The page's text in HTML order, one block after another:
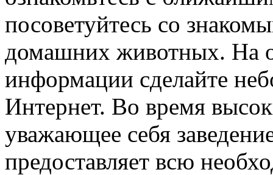
посоветуйтесь со
домашних животных. На
информации сделайте
Интернет. Во время
уважающее себя
предоставляет всю